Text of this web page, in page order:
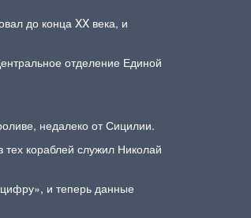
до конца XX века, и
отделение Единой
недалеко от Сицилии.
кораблей служил Николай
и теперь данные